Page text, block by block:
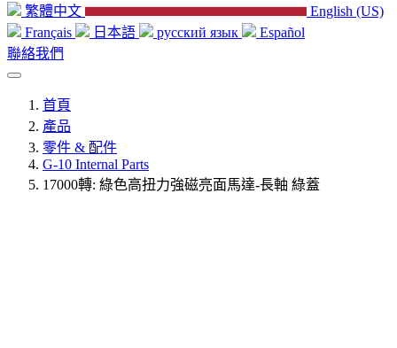
繁體中文
English (US)
Français
日本語 русский язык
Español
聯絡我們
首頁
產品
零件 & 配件
G-10 Internal Parts
17000轉: 綠色高扭力強磁亮面馬達-長軸 綠蓋